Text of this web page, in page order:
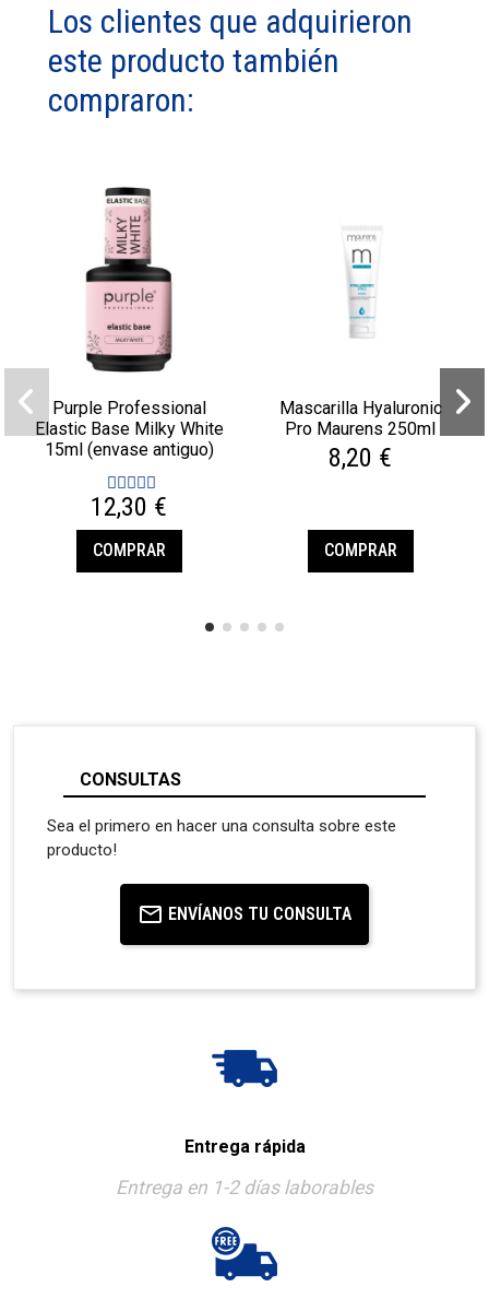
Los clientes que adquirieron
este producto también
compraron:
Purple Professional
Elastic Base Milky White
15ml (envase antiguo)
12,30 €
COMPRAR
Mascarilla Hyaluronic
Pro Maurens 250ml
8,20 €
COMPRAR
CONSULTAS
Sea el primero en hacer una consulta sobre este
producto!
ENVÍANOS TU CONSULTA
Entrega rápida
Entrega en 1-2 días laborables